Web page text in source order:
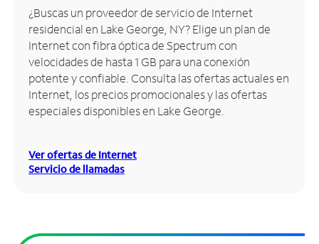
Inglés
Administrar
cuenta
Encuentra
una
tienda
¿Buscas un proveedor de servicio de Internet
residencial en Lake George, NY? Elige un plan de
Internet con fibra óptica de Spectrum con
velocidades de hasta 1 GB para una conexión
potente y confiable. Consulta las ofertas actuales en
Internet, los precios promocionales y las ofertas
especiales disponibles en Lake George.
Ver ofertas de Internet
Servicio de llamadas